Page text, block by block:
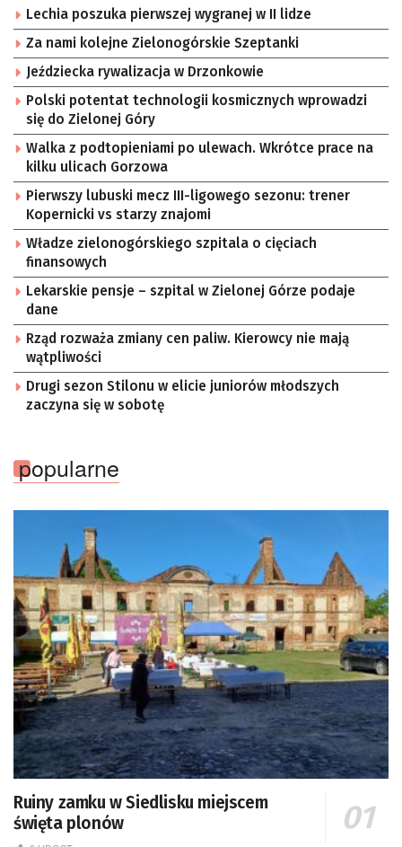
Lechia poszuka pierwszej wygranej w II lidze
Za nami kolejne Zielonogórskie Szeptanki
Jeździecka rywalizacja w Drzonkowie
Polski potentat technologii kosmicznych wprowadzi
się do Zielonej Góry
Walka z podtopieniami po ulewach. Wkrótce prace na
kilku ulicach Gorzowa
Pierwszy lubuski mecz III-ligowego sezonu: trener
Kopernicki vs starzy znajomi
Władze zielonogórskiego szpitala o cięciach
finansowych
Lekarskie pensje – szpital w Zielonej Górze podaje
dane
Rząd rozważa zmiany cen paliw. Kierowcy nie mają
wątpliwości
Drugi sezon Stilonu w elicie juniorów młodszych
zaczyna się w sobotę
popularne
Ruiny zamku w Siedlisku miejscem
święta plonów